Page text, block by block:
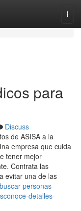
para
Discuss
de ASISA a la
empresa que cuida
tener mejor
Contrata las
evitar una de las
personas-
detalles-